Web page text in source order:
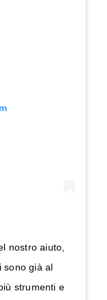
nostro aiuto,
sono già al
strumenti e